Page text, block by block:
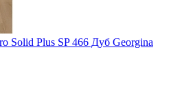
Solid Plus SP 466 Дуб Georgina